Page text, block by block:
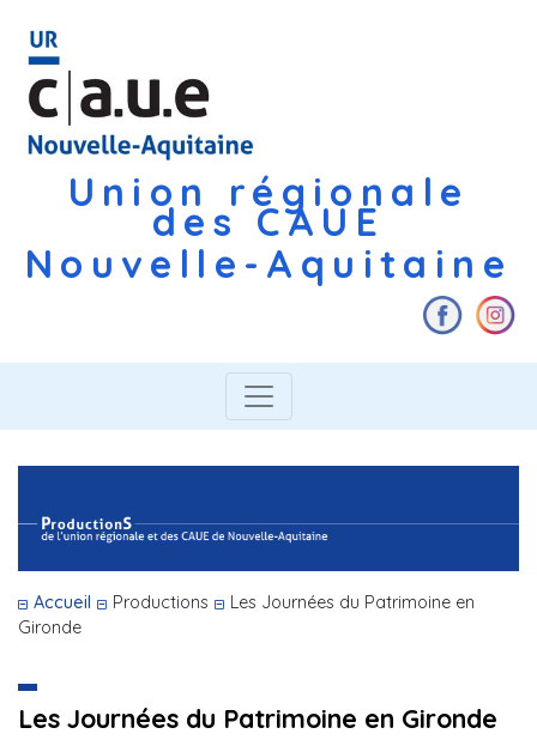
Union régionale
des CAUE
Nouvelle-Aquitaine
Accueil Productions
Les Journées du Patrimoine en
Gironde
Les Journées du Patrimoine en Gironde